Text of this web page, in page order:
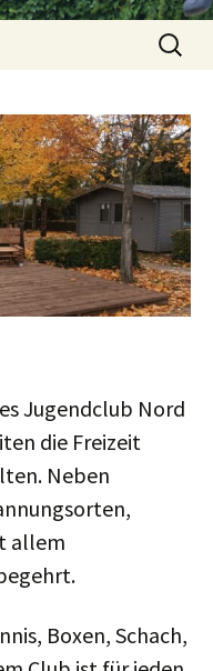
Suchen
nach:
Jugendclub Nord
die Freizeit
Neben
allem
Boxen, Schach,